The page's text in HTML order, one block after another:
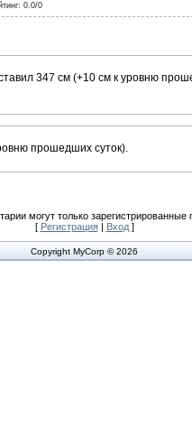
: 0.0/0
347 см (+10 см к уровню
прошедших суток).
могут только зарегистрированные
[ Регистрация| Вход]
Copyright MyCorp © 2026